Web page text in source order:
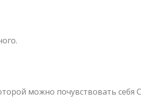
можно почувствовать себя